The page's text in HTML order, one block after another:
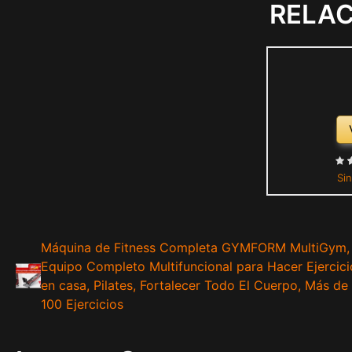
Máquina de Fitness Completa GYMFORM MultiGym,
Equipo Completo Multifuncional para Hacer
en casa, Pilates, Fortalecer Todo El Cuerpo, Más de
100 Ejercicios